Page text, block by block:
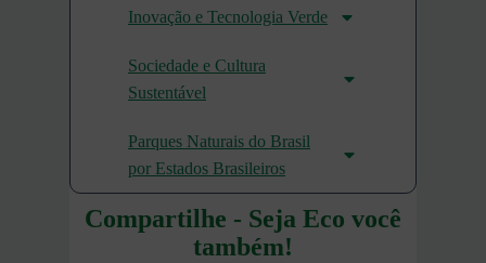
Inovação e Tecnologia Verde
Sociedade e Cultura
Sustentável
Parques Naturais do Brasil
por Estados Brasileiros
Compartilhe - Seja Eco você
também!